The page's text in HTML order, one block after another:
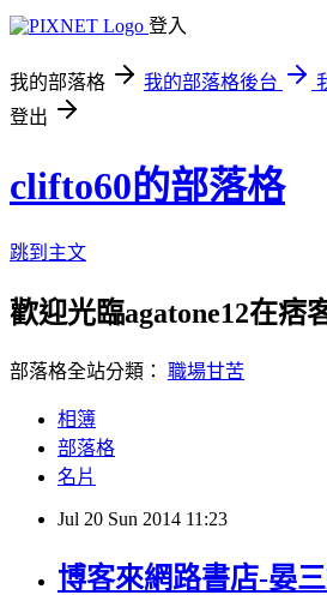
登入
我的部落格 我的部落格後台
登出
clifto60的部落格
跳到主文
歡迎光臨agatone12在痞
部落格全站分類： 職場甘苦
相簿
部落格
名片
Jul 20 Sun 2014 11:23
博客來網路書店-晏